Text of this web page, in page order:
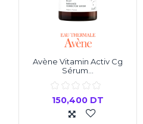
Avène Vitamin Activ Cg
Sérum...
150,400 DT